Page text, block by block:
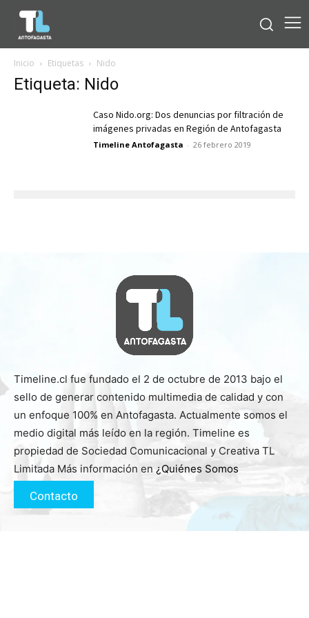
Inicio Etiquetas Nido
Etiqueta: Nido
Caso Nido.org: Dos denuncias por filtración de
imágenes privadas en Región de Antofagasta
Timeline Antofagasta - 26 febrero 2019
Timeline.cl fue fundado el 2 de octubre de 2013 bajo el
sello de generar contenido multimedia de calidad y con
un enfoque 100% en Antofagasta. Actualmente somos el
medio digital más leído en la región. Timeline es
propiedad de Sociedad Comunicacional y Creativa TL
Limitada Más información en ¿Quiénes Somos
Contacto